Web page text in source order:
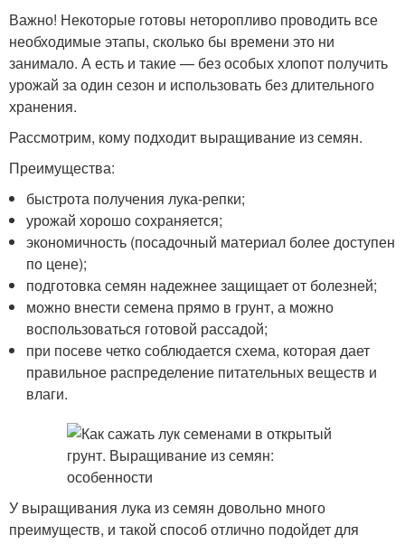
Важно! Некоторые готовы неторопливо проводить все
необходимые этапы, сколько бы времени это ни
занимало. А есть и такие — без особых хлопот получить
урожай за один сезон и использовать без длительного
хранения.
Рассмотрим, кому подходит выращивание из семян.
Преимущества:
быстрота получения лука-репки;
урожай хорошо сохраняется;
экономичность (посадочный материал более доступен
по цене);
подготовка семян надежнее защищает от болезней;
можно внести семена прямо в грунт, а можно
воспользоваться готовой рассадой;
при посеве четко соблюдается схема, которая дает
правильное распределение питательных веществ и
влаги.
У выращивания лука из семян довольно много
преимуществ, и такой способ отлично подойдет для